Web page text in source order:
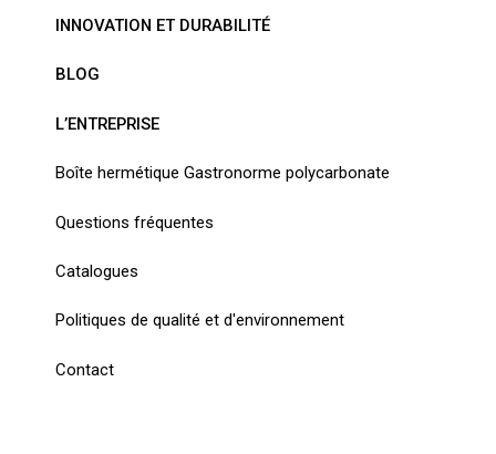
INNOVATION ET DURABILITÉ
BLOG
L’ENTREPRISE
Boîte hermétique Gastronorme polycarbonate
Questions fréquentes
Catalogues
Politiques de qualité et d'environnement
Contact